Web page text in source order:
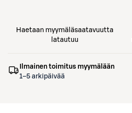
Haetaan myymäläsaatavuutta
latautuu
Ilmainen toimitus myymälään
1–5 arkipäivää